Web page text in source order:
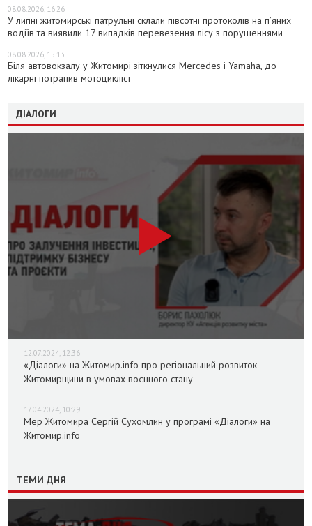
08.08.2026, 16:26
У липні житомирські патрульні склали півсотні протоколів на пʼяних
водіїв та виявили 17 випадків перевезення лісу з порушеннями
08.08.2026, 15:13
Біля автовокзалу у Житомирі зіткнулися Mercedes і Yamaha, до
лікарні потрапив мотоцикліст
ДІАЛОГИ
12.07.2024, 12:36
«Діалоги» на Житомир.info про регіональний розвиток
Житомирщини в умовах воєнного стану
17.04.2024, 10:29
Мер Житомира Сергій Сухомлин у програмі «Діалоги» на
Житомир.info
ТЕМИ ДНЯ